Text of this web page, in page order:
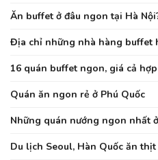
Ăn buffet ở đâu ngon tại Hà
Địa chỉ những nhà hàng buffet
16 quán buffet ngon, giá cả
Quán ăn ngon rẻ ở Phú Quốc
Những quán nướng ngon nhất
Du lịch Seoul, Hàn Quốc ăn